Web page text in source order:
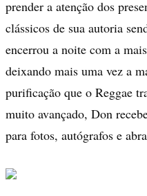
prender a atenção dos
clássicos de sua autoria
encerrou a noite com a
deixando mais uma vez a
purificação que o Reggae
muito avançado, Don
para fotos, autógrafos e